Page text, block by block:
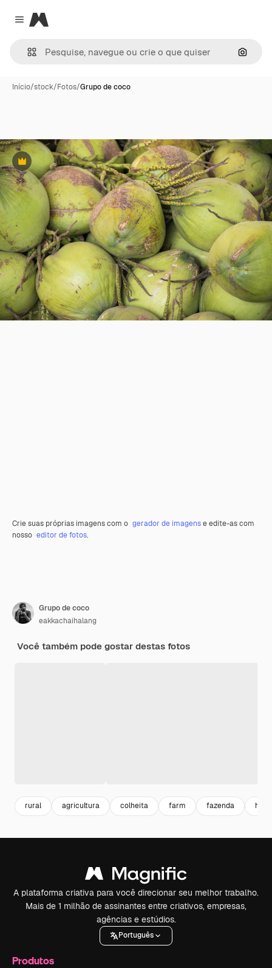
Close menu
Magnific
Início/stock/Fotos/Grupo de coco
Premium
Crie suas próprias imagens com o gerador de imagense edite-as com
nosso editor de fotos.
Grupo de coco
eakkachaihalang
Você também pode gostar destas fotos
rural agricultura colheita farm fazenda
A plataforma criativa para você direcionar seu melhor trabalho.
Mais de 1 milhão de assinantes entre criativos, empresas,
agências e estúdios.
Português
Produtos